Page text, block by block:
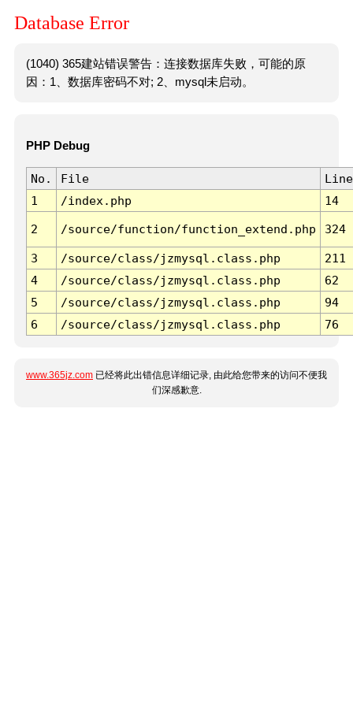
Database Error
(1040) 365建站错误警告：连接数据库失败，可能的原
因：1、数据库密码不对; 2、mysql未启动。
PHP Debug
No. File
Line
1
/index.php 14
2 /source/function/function_extend.php 324
3 /source/class/jzmysql.class.php
211
4
/source/class/jzmysql.class.php
62
5
/source/class/jzmysql.class.php
94
6
/source/class/jzmysql.class.php 76
www.365jz.com 已经将此出错信息详细记录, 由此给您带来的访问不便我
们深感歉意.